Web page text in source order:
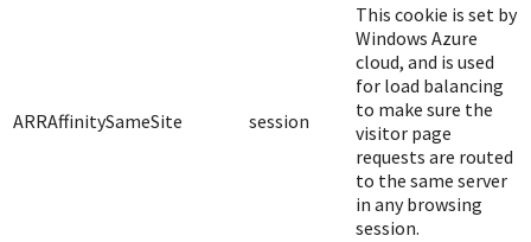
ARRAffinitySameSite session
This cookie is set by
Windows Azure
cloud, and is used
for load balancing
to make sure the
visitor page
requests are routed
to the same server
in any browsing
session.